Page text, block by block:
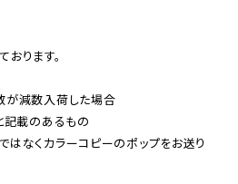
ります。
が減数入荷した場合
記載のあるもの
はなくカラーコピーのポップをお送り